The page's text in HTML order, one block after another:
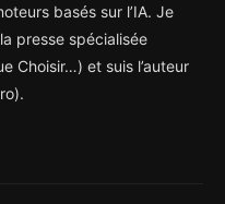
basés sur l’IA. Je
presse spécialisée
Choisir…) et suis l’auteur